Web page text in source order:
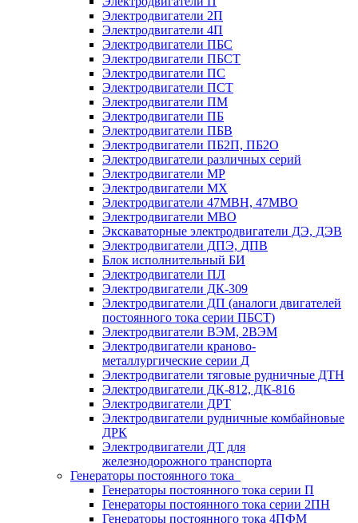
Электродвигатели 2П
Электродвигатели 4П
Электродвигатели ПБС
Электродвигатели ПБСТ
Электродвигатели ПС
Электродвигатели ПСТ
Электродвигатели ПМ
Электродвигатели ПБ
Электродвигатели ПБВ
Электродвигатели ПБ2П, ПБ2О
Электродвигатели различных серий
Электродвигатели МР
Электродвигатели MX
Электродвигатели 47MBH, 47МВО
Электродвигатели MBO
Экскаваторные электродвигатели ДЭ, ДЭВ
Электродвигатели ДПЭ, ДПВ
Блок исполнительный БИ
Электродвигатели ПЛ
Электродвигатели ДК-309
Электродвигатели ДП (аналоги двигателей
постоянного тока серии ПБСТ)
Электродвигатели ВЭМ, 2ВЭМ
Электродвигатели краново-
металлургические серии Д
Электродвигатели тяговые рудничные ДТН
Электродвигатели ДК-812, ДК-816
Электродвигатели ДРТ
Электродвигатели рудничные комбайновые
ДРК
Электродвигатели ДТ для
железнодорожного транспорта
Генераторы постоянного тока
Генераторы постоянного тока серии П
Генераторы постоянного тока серии 2ПН
Генераторы постоянного тока 4ПФМ